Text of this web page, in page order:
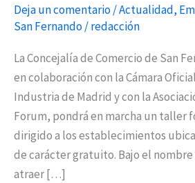
Deja un comentario/Actualidad,
San Fernando/redacción
La Concejalía de Comercio de San
en colaboración con la Cámara
Industria de Madrid y con la
Forum, pondrá en marcha un taller
dirigido a los establecimientos
de carácter gratuito. Bajo el nombre
atraer […]
comercio’